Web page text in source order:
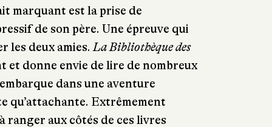
marquant est la prise de
de son père. Une épreuve qui
les deux amies.La Bibliothèque des
et donne envie de lire de nombreux
dans une aventure
qu’attachante. Extrêmement
ranger aux côtés de ces livres